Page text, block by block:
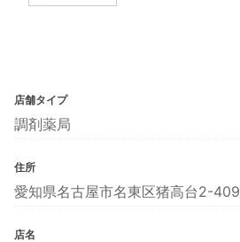
店舗タイプ
調剤薬局
住所
愛知県名古屋市名東区猪高台2-409
店名